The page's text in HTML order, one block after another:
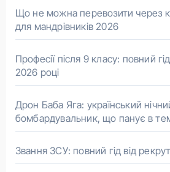
Що не можна перевозити через
для мандрівників 2026
Професії після 9 класу: повний
2026 році
Дрон Баба Яга: український
бомбардувальник, що панує в
Звання ЗСУ: повний гід від